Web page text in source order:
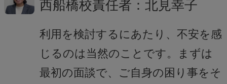
西船橋校責任者：北見幸子
利用を検討するにあたり、不安を感
じるのは当然のことです。まずは
最初の面談で、ご自身の困り事をそ